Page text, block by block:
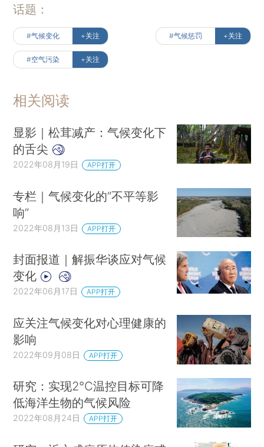
话题：
#气候变化 +关注 #气候惩罚 +关注
#空气污染 +关注
相关阅读
显影｜松茸减产：气候变化下
的舌尖
2022年08月19日 APP打开
专栏｜气候变化的“不平等影
响”
2022年08月13日 APP打开
封面报道｜解振华谈应对气候
变化
2022年06月17日 APP打开
应关注气候变化对心理健康的
影响
2022年09月08日 APP打开
研究：实现2℃温控目标可降
低海洋生物的气候风险
2022年08月24日 APP打开